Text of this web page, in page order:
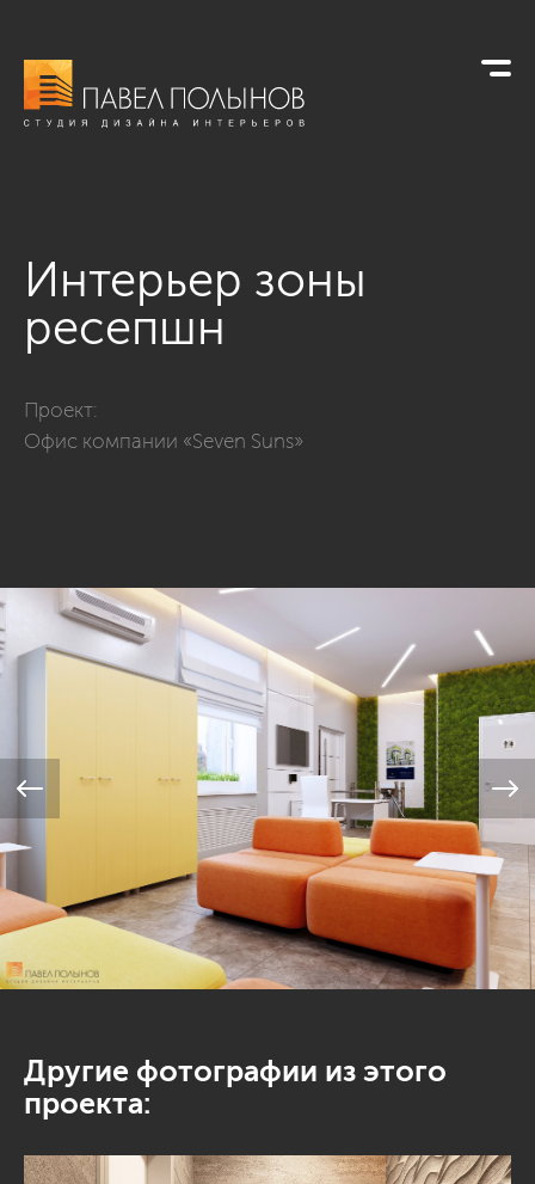
Интерьер зоны
ресепшн
Проект:
Офис компании «Seven Suns»
Другие фотографии из этого
проекта: